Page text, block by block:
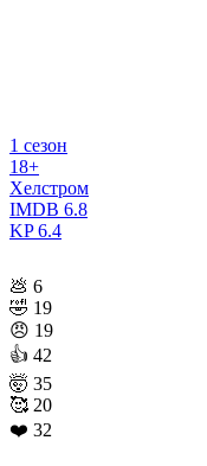
1 сезон
18+
Хелстром
IMDB 6.8
KP6.4
💩 6
🤣 19
😠 19
👍 42
🤯 35
🥰 20
❤️ 32